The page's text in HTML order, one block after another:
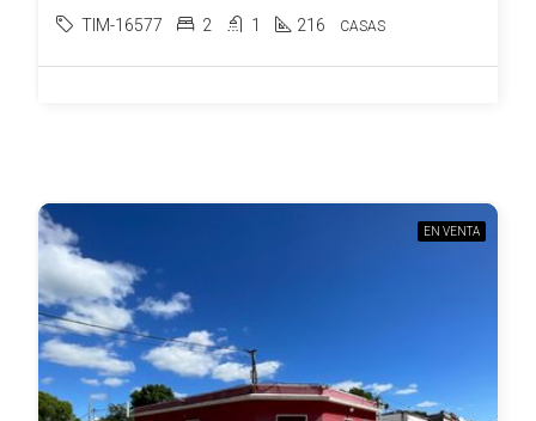
TIM-16577 2 1 216 CASAS
EN VENTA